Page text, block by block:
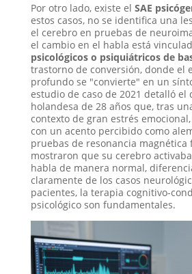
Por otro lado, existe el SAE
estos casos, no se identifica una
el cerebro en pruebas de
el cambio en el habla está
psicológicos o psiquiátricos de
trastorno de conversión, donde el
profundo se "convierte" en un
estudio de caso de 2021 detalló el
holandesa de 28 años que, tras
contexto de gran estrés
con un acento percibido como
pruebas de resonancia magnética
mostraron que su cerebro
habla de manera normal,
claramente de los casos
pacientes, la terapia cognitivo-
psicológico son fundamentales.